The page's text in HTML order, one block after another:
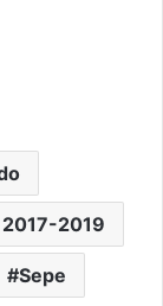
2019
Sepe